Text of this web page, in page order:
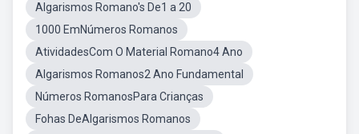
Algarismos Romano's De1 a 20
1000 EmNúmeros Romanos
AtividadesCom O Material Romano4 Ano
Algarismos Romanos2 Ano Fundamental
Números RomanosPara Crianças
Fohas DeAlgarismos Romanos